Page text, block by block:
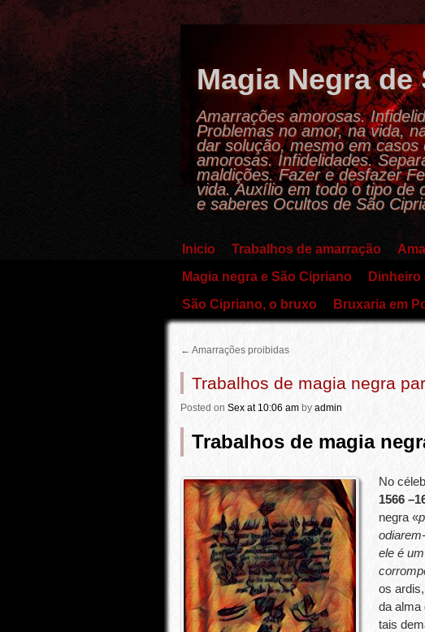
Magia Negra
Amarrações amorosas.
Problemas no amor, na vida,
dar solução, mesmo em
amorosas. Infidelidades.
maldições. Fazer e desfazer
vida. Auxílio em todo o tipo de
e saberes Ocultos de São
Inicio Trabalhos de amarração
Magia negra e São Cipriano
Dinheiro
São Cipriano, o bruxo
Bruxaria em
← Amarrações proibidas
Trabalhos de magia negra
Posted on Sex at 10:06 am by admin
Trabalhos de magia
No
1566
negra «
ele é
os
da alma
tais